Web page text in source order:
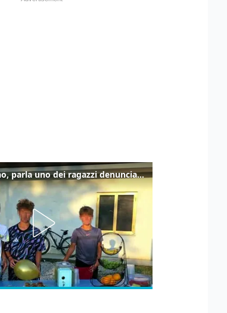
Caso Pradamano, parla uno dei ragazzi denunciati per la limonata: "Volevo anche aiutare i miei"